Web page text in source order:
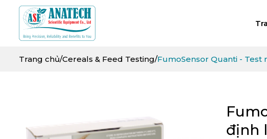
Trang chủ/Cereals & Feed Testing/FumoSensor Quanti - Test
định